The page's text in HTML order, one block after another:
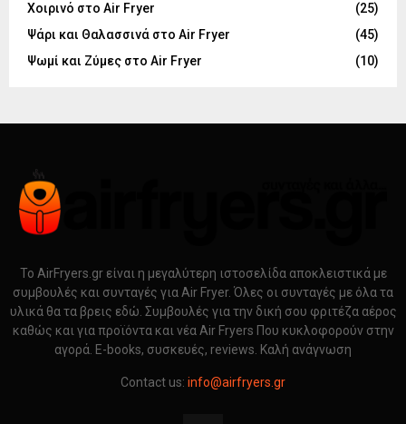
Χοιρινό στο Air Fryer
(25)
Ψάρι και Θαλασσινά στο Air Fryer
(45)
Ψωμί και Ζύμες στο Air Fryer
(10)
Το AirFryers.gr είναι η μεγαλύτερη ιστοσελίδα αποκλειστικά με
συμβουλές και συνταγές για Air Fryer. Όλες οι συνταγές με όλα τα
υλικά θα τα βρεις εδώ. Συμβουλές για την δική σου φριτέζα αέρος
καθώς και για προϊόντα και νέα Air Fryers Που κυκλοφορούν στην
αγορά. E-books, συσκευές, reviews. Καλή ανάγνωση
Contact us: info@airfryers.gr